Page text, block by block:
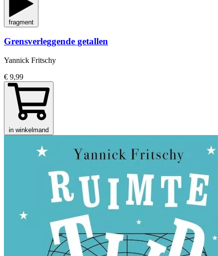
fragment
Grensverleggende getallen
Yannick Fritschy
€ 9,99
in winkelmand